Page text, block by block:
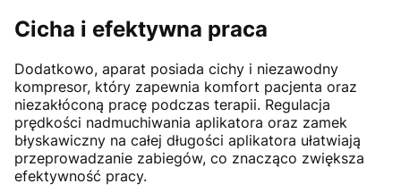
Cicha i efektywna praca
Dodatkowo, aparat posiada cichy i niezawodny
kompresor, który zapewnia komfort pacjenta oraz
niezakłóconą pracę podczas terapii. Regulacja
prędkości nadmuchiwania aplikatora oraz zamek
błyskawiczny na całej długości aplikatora ułatwiają
przeprowadzanie zabiegów, co znacząco zwiększa
efektywność pracy.